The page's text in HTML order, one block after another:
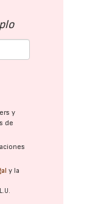
y
de
y la